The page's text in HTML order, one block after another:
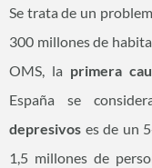
Se trata de un
300 millones de
OMS, la primera
España se
depresivos es de un
1,5 millones de